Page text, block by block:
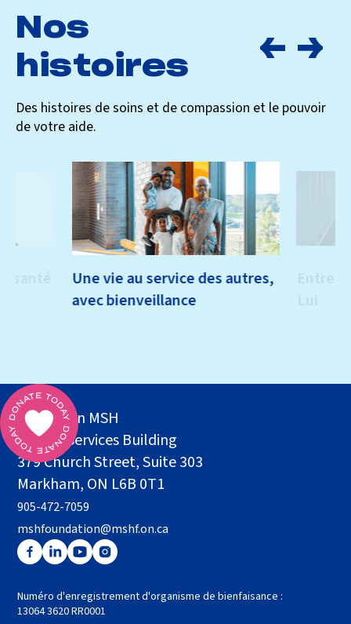
Nos
histoires
Des histoires de soins et de compassion et le pouvoir
de votre aide.
Une vie au service des autres,
avec bienveillance
Fondation MSH
Health Services Building
379 Church Street, Suite 303
Markham, ON L6B 0T1
905-472-7059
mshfoundation@mshf.on.ca
Numéro d'enregistrement d'organisme de bienfaisance :
13064 3620 RR0001